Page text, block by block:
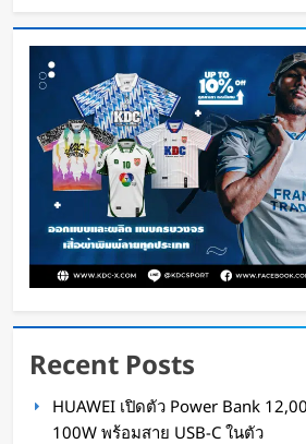
เทคโนโลยีสู่การทำงานจริง
Oat Content 23 ชั่วโมง ago
สตาร์ทอัพรัฐออริกอนพัฒนา AI
น้ำ ใช้พลังงานจากคลื่นทะเลผลิ
Recent Posts
HUAWEI เปิดตัว Power Bank
100W พร้อมสาย USB-C ในตัว